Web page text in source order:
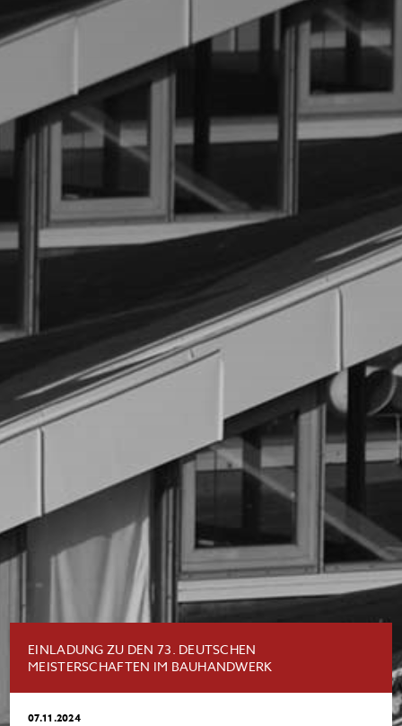
EINLADUNG ZU DEN 73. DEUTSCHEN
MEISTERSCHAFTEN IM BAUHANDWERK
07.11.2024